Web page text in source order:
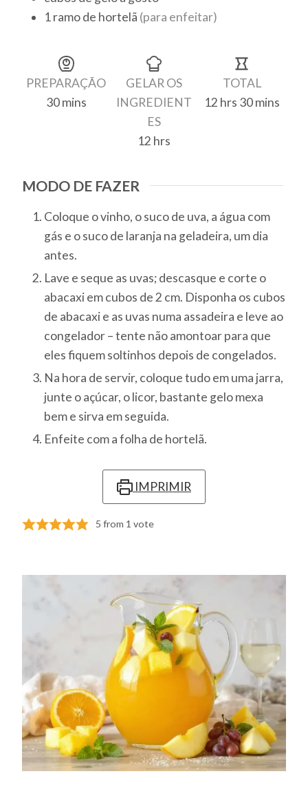
1ramode hortelã (para enfeitar)
PREPARAÇÃO
30minutes
mins
Finalização
GELAR OS
INGREDIENT
ES
12 hours
hrs
TOTAL
12hours
hrs 30minutes
mins
MODO DE FAZER
Coloque o vinho, o suco de uva, a água com
gás e o suco de laranja na geladeira, um dia
antes.
Lave e seque as uvas; descasque e corte o
abacaxi em cubos de 2 cm. Disponha os cubos
de abacaxi e as uvas numa assadeira e leve ao
congelador – tente não amontoar para que
eles fiquem soltinhos depois de congelados.
Na hora de servir, coloque tudo em uma jarra,
junte o açúcar, o licor, bastante gelo mexa
bem e sirva em seguida.
Enfeite com a folha de hortelã.
IMPRIMIR
5 from 1 vote